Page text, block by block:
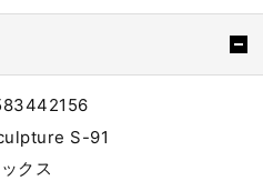
S-91
クス